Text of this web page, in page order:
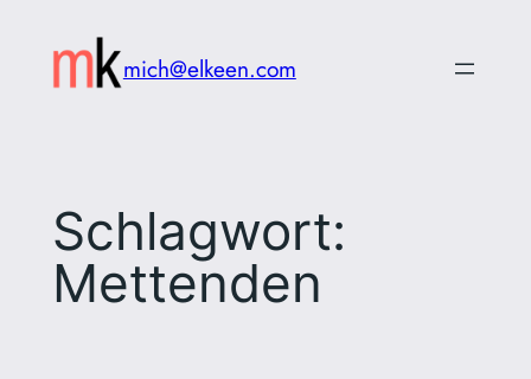
Inhalt
springen
mich@elkeen.com
Schlagwort:
Mettenden